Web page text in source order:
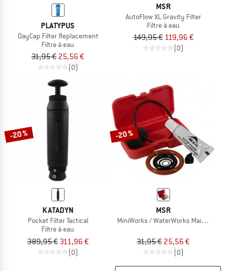
PLATYPUS
DayCap Filter Replacement
Filtre à eau
31,95 € 25,56 €
(0)
MSR
AutoFlow XL Gravity Filter
Filtre à eau
149,95 € 119,96 €
(0)
-20 %
KATADYN
Pocket Filter Tactical
Filtre à eau
389,95 € 311,96 €
(0)
-20 %
MSR
MiniWorks / WaterWorks
31,95 € 25,56 €
(0)